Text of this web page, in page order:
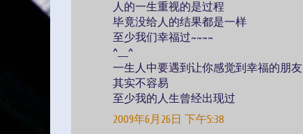
人的一生重视的是过程
毕竟没给人的结果都是一样
至少我们幸福过~~~~
^___^
一生人中要遇到让你感觉到幸福的朋友
其实不容易
至少我的人生曾经出现过
2009年6月26日 下午5:38